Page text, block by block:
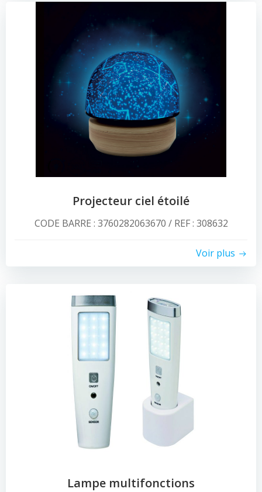
Projecteur ciel étoilé
CODE BARRE : 3760282063670 / REF : 308632
Voir plus
Lampe multifonctions